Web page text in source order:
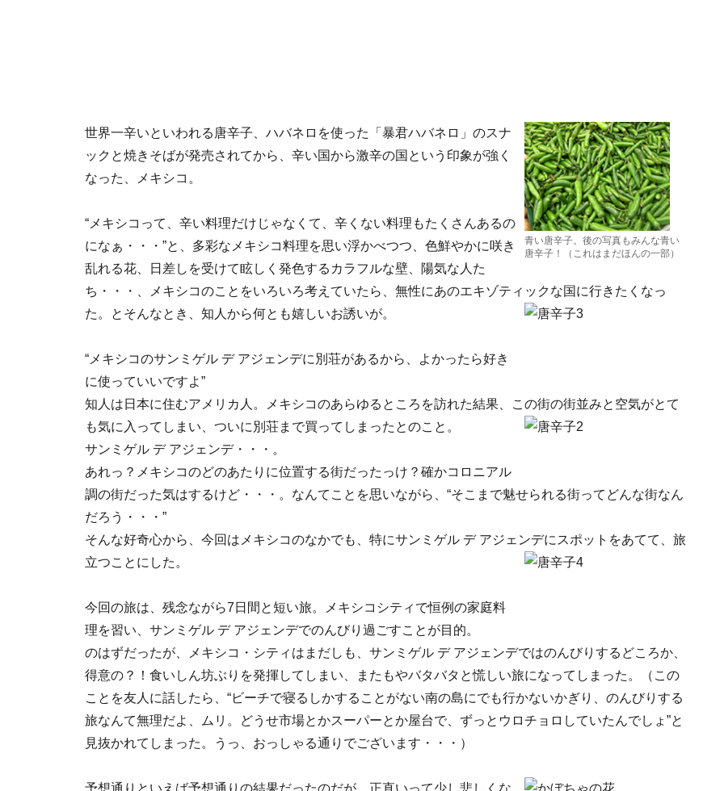
青い唐辛子。後の写真もみんな青い
唐辛子！（これはまだほんの一部）
世界一辛いといわれる唐辛子、ハバネロを使った「暴君ハバネロ」のスナ
ックと焼きそばが発売されてから、辛い国から激辛の国という印象が強く
なった、メキシコ。
“メキシコって、辛い料理だけじゃなくて、辛くない料理もたくさんあるの
になぁ・・・”と、多彩なメキシコ料理を思い浮かべつつ、色鮮やかに咲き
乱れる花、日差しを受けて眩しく発色するカラフルな壁、陽気な人た
ち・・・、メキシコのことをいろいろ考えていたら、無性にあのエキゾティックな国に行きたくなっ
た。とそんなとき、知人から何とも嬉しいお誘いが。
“メキシコのサンミゲル デ アジェンデに別荘があるから、よかったら好き
に使っていいですよ”
知人は日本に住むアメリカ人。メキシコのあらゆるところを訪れた結果、この街の街並みと空気がとて
も気に入ってしまい、ついに別荘まで買ってしまったとのこと。
サンミゲル デ アジェンデ・・・。
あれっ？メキシコのどのあたりに位置する街だったっけ？確かコロニアル
調の街だった気はするけど・・・。なんてことを思いながら、“そこまで魅せられる街ってどんな街なん
だろう・・・”
そんな好奇心から、今回はメキシコのなかでも、特にサンミゲル デ アジェンデにスポットをあてて、旅
立つことにした。
今回の旅は、残念ながら7日間と短い旅。メキシコシティで恒例の家庭料
理を習い、サンミゲル デ アジェンデでのんびり過ごすことが目的。
のはずだったが、メキシコ・シティはまだしも、サンミゲル デ アジェンデではのんびりするどころか、
得意の？！食いしん坊ぶりを発揮してしまい、またもやバタバタと慌しい旅になってしまった。（この
ことを友人に話したら、“ビーチで寝るしかすることがない南の島にでも行かないかぎり、のんびりする
旅なんて無理だよ、ムリ。どうせ市場とかスーパーとか屋台で、ずっとウロチョロしていたんでしょ”と
見抜かれてしまった。うっ、おっしゃる通りでございます・・・）
予想通りといえば予想通りの結果だったのだが、正直いって少し悲しくな